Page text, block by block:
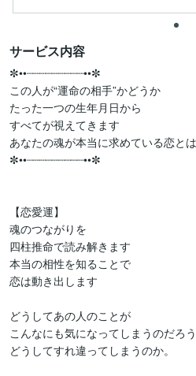
サービス内容
✼••┈┈┈┈┈┈┈┈┈••✼
この人が“運命の相手”かどうか
たった一つの生年月日から
すべてが視えてきます
あなたの魂が本当に求めている恋と
✼••┈┈┈┈┈┈┈┈┈••✼
【恋愛運】
魂のつながりを
四柱推命で読み解きます
本当の相性を知ることで
恋は動き出します
どうしてあの人のことが
こんなにも気になってしまうのだろう
どうしてすれ違ってしまうのか。